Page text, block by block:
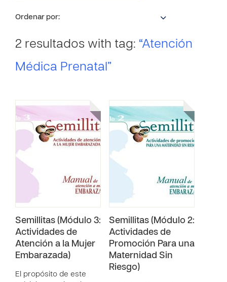
Ordenar por:
2 resultados with tag: “Atención
Médica Prenatal”
Semillitas (Módulo 3:
Actividades de
Atención a la Mujer
Embarazada)
El propósito de este
Semillitas (Módulo 2:
Actividades de
Promoción Para una
Maternidad Sin
Riesgo)